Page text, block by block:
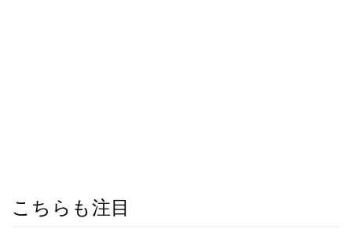
こちらも注目